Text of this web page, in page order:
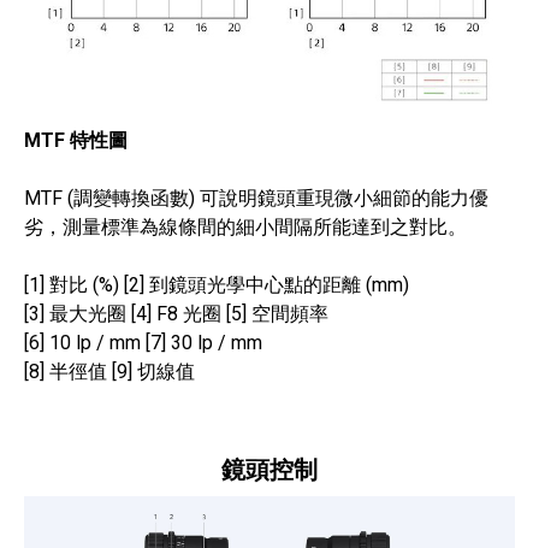
MTF 特性圖
MTF (調變轉換函數) 可說明鏡頭重現微小細節的能力優
劣，測量標準為線條間的細小間隔所能達到之對比。
[1] 對比 (%) [2] 到鏡頭光學中心點的距離 (mm)
[3] 最大光圈 [4] F8 光圈 [5] 空間頻率
[6] 10 lp / mm [7] 30 lp / mm
[8] 半徑值 [9] 切線值
鏡頭控制